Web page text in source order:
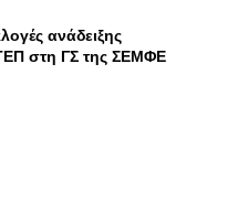
ανάδειξης
στη ΓΣ της ΣΕΜΦΕ